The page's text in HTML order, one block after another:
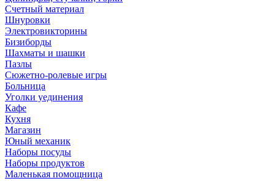
Счетный материал
Шнуровки
Электровикторины
Бизиборды
Шахматы и шашки
Пазлы
Сюжетно-ролевые игры
Больница
Уголки уединения
Кафе
Кухня
Магазин
Юный механик
Наборы посуды
Наборы продуктов
Маленькая помощница